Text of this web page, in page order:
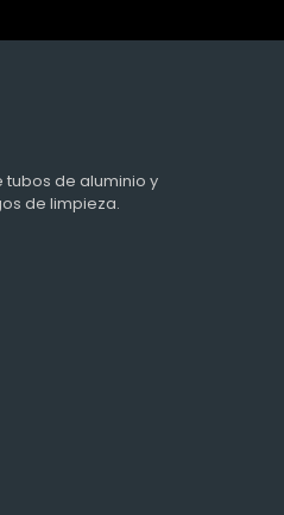
de aluminio y
de limpieza.